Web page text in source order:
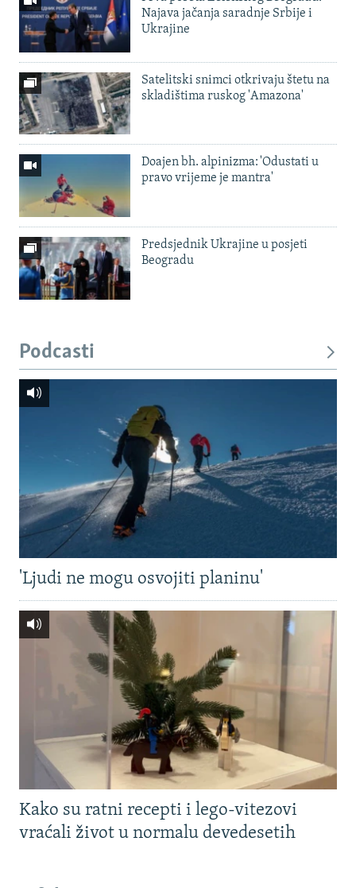
Najava jačanja saradnje Srbije i
Ukrajine
Satelitski snimci otkrivaju štetu na
skladištima ruskog 'Amazona'
Doajen bh. alpinizma: 'Odustati u
pravo vrijeme je mantra'
Predsjednik Ukrajine u posjeti
Beogradu
Podcasti
'Ljudi ne mogu osvojiti planinu'
Kako su ratni recepti i lego-vitezovi
vraćali život u normalu devedesetih